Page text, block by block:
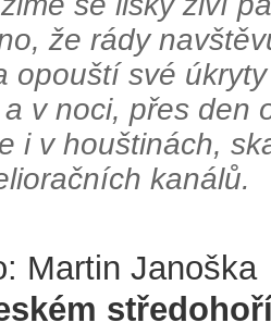
že rády
opouští své
v noci, přes den
i v houštinách,
kanálů.
Martin Janoška